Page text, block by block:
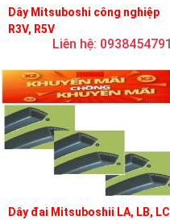
Dây Mitsuboshi công nghiệp
R3V, R5V
Liên hệ: 0938454791
Dây đai Mitsuboshii LA, LB, LC